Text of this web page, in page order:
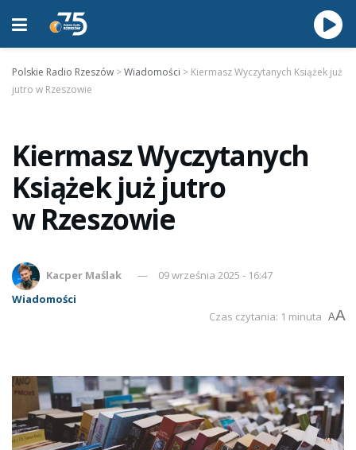
Polskie Radio Rzeszów >Wiadomości > Kiermasz Wyczytanych Książek już
jutro w Rzeszowie
Kiermasz Wyczytanych
Książek już jutro
w Rzeszowie
Kacper Maślak
09 września 2025 - 16:47
Wiadomości
Czas czytania: 1 minuta AA